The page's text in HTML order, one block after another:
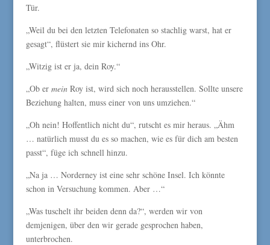
Tür.
„Weil du bei den letzten Telefonaten so stachlig warst, hat er
gesagt“, flüstert sie mir kichernd ins Ohr.
„Witzig ist er ja, dein Roy.“
„Ob er meinRoy ist, wird sich noch herausstellen. Sollte unsere
Beziehung halten, muss einer von uns umziehen.“
„Oh nein! Hoffentlich nicht du“, rutscht es mir heraus. „Ähm
… natürlich musst du es so machen, wie es für dich am besten
passt“, füge ich schnell hinzu.
„Na ja … Norderney ist eine sehr schöne Insel. Ich könnte
schon in Versuchung kommen. Aber …“
„Was tuschelt ihr beiden denn da?“, werden wir von
demjenigen, über den wir gerade gesprochen haben,
unterbrochen.